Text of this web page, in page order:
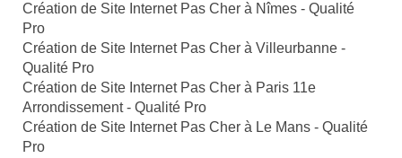
Création de Site Internet Pas Cher à Nîmes - Qualité
Pro
Création de Site Internet Pas Cher à Villeurbanne -
Qualité Pro
Création de Site Internet Pas Cher à Paris 11e
Arrondissement - Qualité Pro
Création de Site Internet Pas Cher à Le Mans - Qualité
Pro